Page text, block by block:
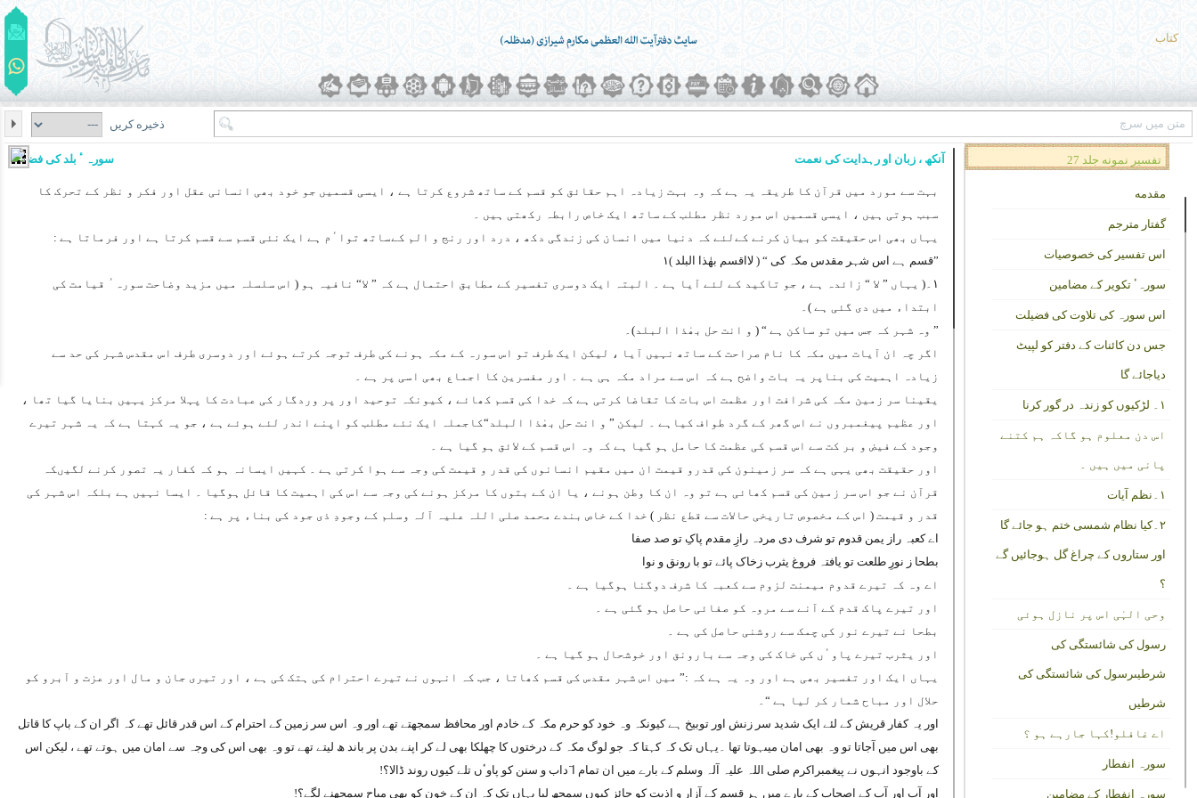
کتاب
ذخیره کریں
تفسیر نمونه جلد 27
مقدمه
گفتار مترجم
اس تفسیر کی خصوصیات
سورہٴ تکویر کے مضامین
اس سورہ کی تلاوت کی فضیلت
جس دن کائنات کے دفتر کو لپیٹ
دیاجائے گا
۱۔ لڑکیوں کو زندہ در گور کرنا
اس دن معلوم ہو گاکہ ہم کتنے
پانی میں ہیں ۔
۱۔نظم آیات
۲۔کیا نظام شمسی ختم ہو جائے گا
اور ستاروں کے چراغ گل ہوجائیں گے
؟
وحی الہٰی اس پر نازل ہوئی
رسول کی شائستگی کی
شرطیںرسول کی شائستگی کی
شرطیں
اے غافلو!کہا جارہے ہو ؟
سورہ انفطار
سورہ انفطار کے مضامین
آنکھ ، زبان او رہدایت کی نعمت سورہ ٴ بلد کی فضیلت
بہت سے مورد میں قرآن کا طریقہ یہ ہے کہ وہ بہت زیادہ اہم حقائق کو قسم کے ساتھ شروع کرتا ہے ، ایسی قسمیں جو خود بھی انسانی عقل اور فکر و نظر کے تحرک کا
سبب ہوتی ہیں ، ایسی قسمیں اس مورد نظر مطلب کے ساتھ ایک خاص رابطہ رکھتی ہیں ۔
یہاں بھی اس حقیقت کو بیان کرنے کےلئے کہ دنیا میں انسان کی زندگی دکھ ، درد اور رنج و الم کےساتھ تواٴم ہے ایک نئی قسم سے قسم کرتا ہے اور فرماتا ہے :
”قسم ہے اس شہر مقدس مکہ کی “ ( لااقسم بھٰذا البلد )۱
۱۔( یہاں ” لا “ زائدہ ہے ، جو تاکید کے لئے آیا ہے ۔ البتہ ایک دوسری تفسیر کے مطابق احتمال ہے کہ ” لا“ نافیہ ہو ( اس سلسلہ میں مزید وضاحت سورہٴ قیامت کی
ابتداء میں دی گئی ہے )۔
” وہ شہر کہ جس میں تو ساکن ہے “ ( و انت حل بھٰذا البلد)۔
اگر چہ ان آیات میں مکہ کا نام صراحت کے ساتھ نہیں آیا ، لیکن ایک طرف تو اس سورہ کے مکہ ہونے کی طرف توجہ کرتے ہوئے اور دوسری طرف اس مقدس شہر کی حد سے
زیادہ اہمیت کی بناپر یہ بات واضح ہے کہ اس سے مراد مکہ ہی ہے ۔ اور مفسرین کا اجماع بھی اسی پر ہے ۔
یقینا سر زمین مکہ کی شرافت اور عظمت اس بات کا تقاضا کرتی ہے کہ خدا کی قسم کھائے ، کیونکہ توحید اور پر وردگار کی عبادت کا پہلا مرکز یہیں بنایا گیا تھا ،
اور عظیم پیغمبروں نے اس گھر کے گرد طواف کیاہے ۔ لیکن ” و انت حل بھٰذا البلد“کاجملہ ایک نئے مطلب کو اپنے اندر لئے ہوئے ہے ، جو یہ کہتا ہے کہ یہ شہر تیرے
وجود کے فیض و بر کت سے اس قسم کی عظمت کا حامل ہو گیا ہے کہ وہ اس قسم کے لائق ہو گیا ہے ۔
اور حقیقت بھی یہی ہے کہ سر زمینون کی قدرو قیمت ان میں مقیم انسانوں کی قدر و قیمت کی وجہ سے ہوا کرتی ہے ۔ کہیں ایسانہ ہو کہ کفار یہ تصور کرنے لگیںکہ
قرآن نے جو اس سر زمین کی قسم کھائی ہے تو وہ ان کا وطن ہونے ، یا ان کے بتوں کا مرکز ہونے کی وجہ سے اس کی اہمیت کا قائل ہوگیا ۔ ایسا نہیں ہے بلکہ اس شہر کی
قدر و قیمت ( اس کے مخصوص تاریخی حالات سے قطع نظر ) خدا کے خاص بندے محمد صلی اللہ علیہ آلہ وسلم کے وجودِ ذی جود کی بناء پر ہے :
اے کعبہ راز یمن قدوم تو شرف دی مردہ رازِ مقدم پاکِ تو صد صفا
بطحا ز نورِ طلعت تو یافتہ فروغ یثرب زخاک پائے تو با رونق و نوا
اے وہ کہ تیرے قدوم میمنت لزوم سے کعبہ کا شرف دوگنا ہوگیا ہے ۔
اور تیرے پاک قدم کے آنے سے مروہ کو صفائی حاصل ہو گئی ہے ۔
بطحا نے تیرے نور کی چمک سے روشنی حاصل کی ہے ۔
اور یثرب تیرے پاوٴں کی خاک کی وجہ سے بارونق اور خوشحال ہو گیا ہے ۔
یہاں ایک اور تفسیر بھی ہے اور وہ یہ ہے کہ :” میں اس شہر مقدس کی قسم کھاتا ، جب کہ انہوں نے تیرے احترام کی ہتک کی ہے ، اور تیری جان و مال اور عزت و آبرو کو
حلال اور مباح شمار کر لیا ہے “۔
اور یہ کفار قریش کے لئے ایک شدید سر زنش اور توبیخ ہے کیونکہ وہ خود کو حرم مکہ کے خادم اور محافظ سمجھتے تھے اور وہ اس سر زمین کے احترام کے اس قدر قائل تھے کہ اگر ان کے باپ کا قاتل
بھی اس میں آجاتا تو وہ بھی امان میںہوتا تھا ۔یہاں تک کہ کہتا کہ جو لوگ مکہ کے درختوں کا چھلکا بھی لے کر اپنے بدن پر باند ھ لیتے تھے تو وہ بھی اس کی وجہ سے امان میں ہوتے تھے ، لیکن اس
کے باوجود انہوں نے پیغمبراکرم صلی اللہ علیہ آلہ وسلم کے بارے میں ان تمام ا ٓداب و سنن کو پاوٴں تلے کیوں روند ڈالا؟!
اور آپ اور آپ کے اصحاب کے بارے میں ہر قسم کے آزار و اذیت کو جائز کیوں سمجھ لیا یہاں تک کہ ان کے خون کو بھی مباح سمجھنے لگے؟!